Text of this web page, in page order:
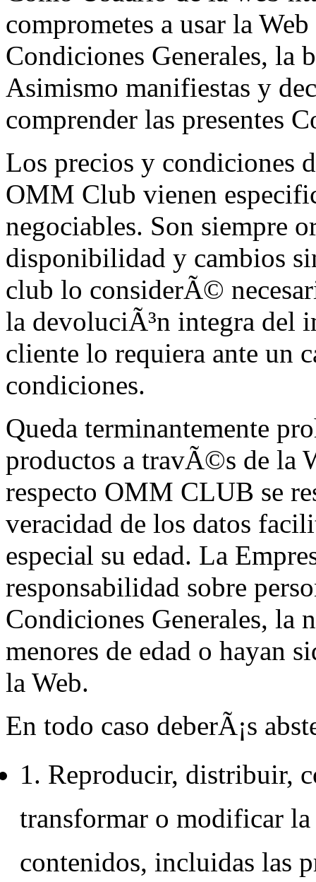
comprometes a usar la
Condiciones Generales, la
Asimismo manifiestas y
comprender las presentes
Los precios y condiciones
OMM Club vienen
negociables. Son siempre
disponibilidad y cambios
club lo considerÃ©
la devoluciÃ³n integra del
cliente lo requiera ante un
condiciones.
Queda terminantemente
productos a travÃ©s de la
respecto OMM CLUB se
veracidad de los datos
especial su edad. La
responsabilidad sobre
Condiciones Generales, la
menores de edad o hayan
la Web.
En todo caso deberÃ¡s
1. Reproducir, distribuir,
transformar o modificar la
contenidos, incluidas las